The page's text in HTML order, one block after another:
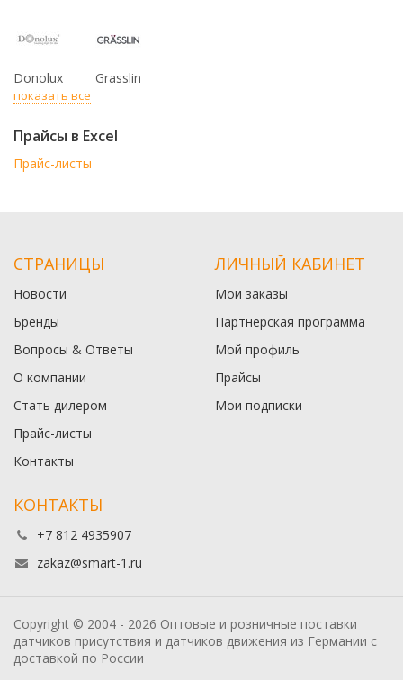
Donolux Grasslin
показать все
Прайсы в Excel
Прайс-листы
СТРАНИЦЫ
Новости
Бренды
Вопросы & Ответы
О компании
Стать дилером
Прайс-листы
Контакты
ЛИЧНЫЙ КАБИНЕТ
Мои заказы
Партнерская программа
Мой профиль
Прайсы
Мои подписки
КОНТАКТЫ
+7 812 4935907
zakaz@smart-1.ru
Copyright © 2004 - 2026 Оптовые и розничные поставки
датчиков присутствия и датчиков движения из Германии с
доставкой по России